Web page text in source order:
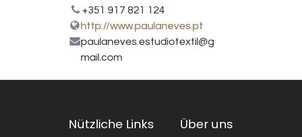
+351 917 821 124
http://www.paulaneves.pt
paulaneves.estudiotextil@g
mail.com
Nützliche Links Über uns